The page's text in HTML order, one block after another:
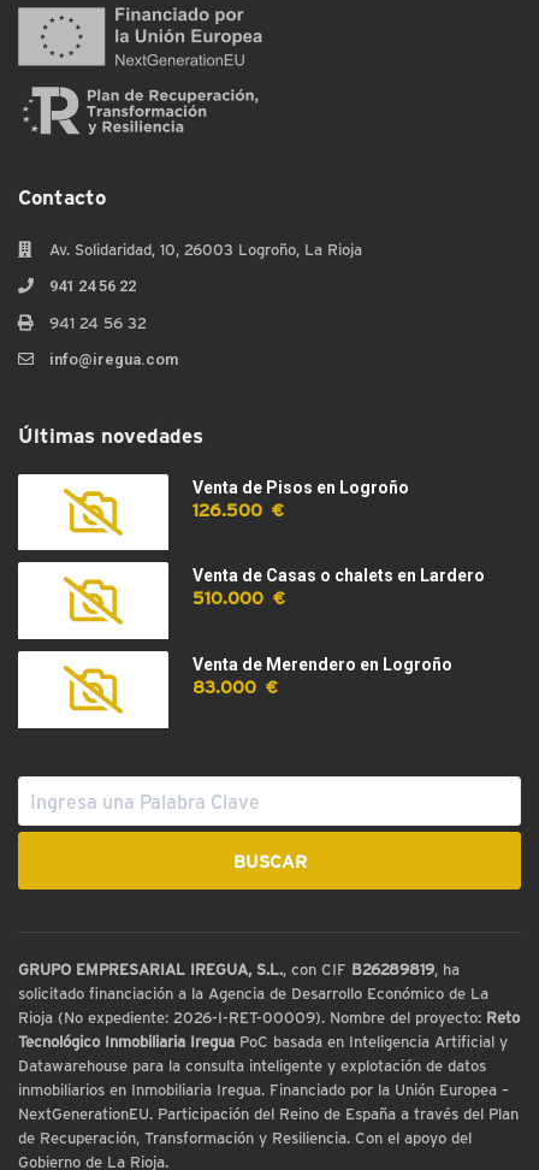
Contacto
Av. Solidaridad, 10, 26003 Logroño, La Rioja
941 24 56 22
941 24 56 32
info@iregua.com
Últimas novedades
Venta de Pisos en Logroño
126.500 €
Venta de Casas o chalets en Lardero
510.000 €
Venta de Merendero en Logroño
83.000 €
GRUPO EMPRESARIAL IREGUA, S.L., con CIF B26289819, ha
solicitado financiación a la Agencia de Desarrollo Económico de La
Rioja (No expediente: 2026-I-RET-00009). Nombre del proyecto: Reto
Tecnológico Inmobiliaria Iregua PoC basada en Inteligencia Artificial y
Datawarehouse para la consulta inteligente y explotación de datos
inmobiliarios en Inmobiliaria Iregua. Financiado por la Unión Europea –
NextGenerationEU. Participación del Reino de España a través del Plan
de Recuperación, Transformación y Resiliencia. Con el apoyo del
Gobierno de La Rioja.